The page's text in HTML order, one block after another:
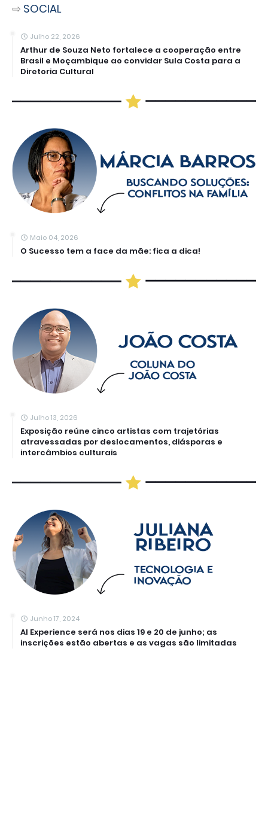
⇨ SOCIAL
Julho 22, 2026
Arthur de Souza Neto fortalece a cooperação entre
Brasil e Moçambique ao convidar Sula Costa para a
Diretoria Cultural
Maio 04, 2026
O Sucesso tem a face da mãe: fica a dica!
Julho 13, 2026
Exposição reúne cinco artistas com trajetórias
atravessadas por deslocamentos, diásporas e
intercâmbios culturais
Junho 17, 2024
AI Experience será nos dias 19 e 20 de junho; as
inscrições estão abertas e as vagas são limitadas